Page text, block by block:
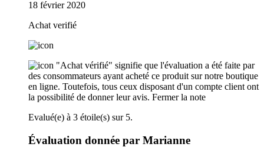
18 février 2020
Achat verifié
"Achat vérifié" signifie que l'évaluation a été faite par
des consommateurs ayant acheté ce produit sur notre boutique
en ligne. Toutefois, tous ceux disposant d'un compte client ont
la possibilité de donner leur avis. Fermer la note
Evalué(e) à 3 étoile(s) sur 5.
Évaluation donnée par Marianne